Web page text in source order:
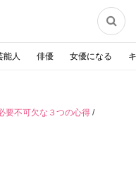

能人 俳優 女優になる
要不可欠な３つの心得 /